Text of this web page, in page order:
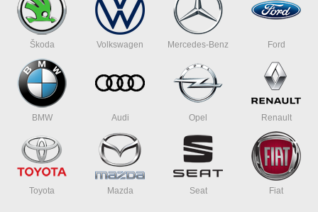
Škoda Volkswagen Mercedes-Benz Ford
BMW Audi Opel Renault
Toyota Mazda Seat Fiat